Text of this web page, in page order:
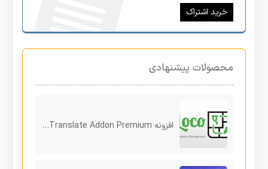
خرید اشتراک
محصولات پیشنهادی
افزونه Loco Automatic Translate Addon Premium